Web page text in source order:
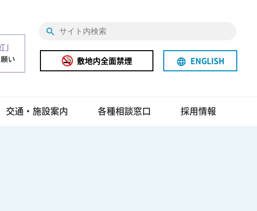
交通・施設案内 各種相談窓口 採用情報
敷地内全面禁煙 language ENGLISH